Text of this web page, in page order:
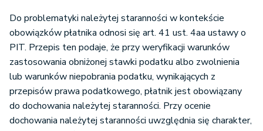
Do problematyki należytej staranności w kontekście
obowiązków płatnika odnosi się art. 41 ust. 4aa ustawy o
PIT. Przepis ten podaje, że przy weryfikacji warunków
zastosowania obniżonej stawki podatku albo zwolnienia
lub warunków niepobrania podatku, wynikających z
przepisów prawa podatkowego, płatnik jest obowiązany
do dochowania należytej staranności. Przy ocenie
dochowania należytej staranności uwzględnia się charakter,